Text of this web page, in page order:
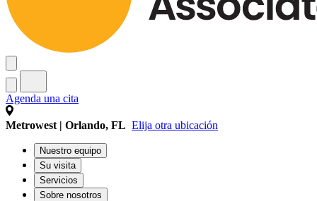
Agenda una cita
Metrowest | Orlando, FL Elija otra ubicación
Nuestro equipo
Su visita
Servicios
Sobre nosotros